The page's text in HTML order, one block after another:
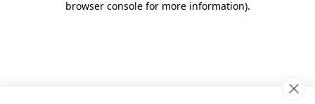
browser console for more information).